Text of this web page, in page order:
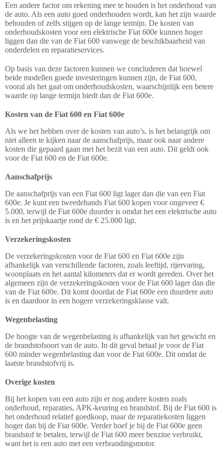
Een andere factor om rekening mee te houden is het onderhoud van
de auto. Als een auto goed onderhouden wordt, kan het zijn waarde
behouden of zelfs stijgen op de lange termijn. De kosten van
onderhoudskosten voor een elektrische Fiat 600e kunnen hoger
liggen dan die van de Fiat 600 vanwege de beschikbaarheid van
onderdelen en reparatieservices.
Op basis van deze factoren kunnen we concluderen dat hoewel
beide modellen goede investeringen kunnen zijn, de Fiat 600,
vooral als het gaat om onderhoudskosten, waarschijnlijk een betere
waarde op lange termijn biedt dan de Fiat 600e.
Kosten van de Fiat 600 en Fiat 600e
Als we het hebben over de kosten van auto’s, is het belangrijk om
niet alleen te kijken naar de aanschafprijs, maar ook naar andere
kosten die gepaard gaan met het bezit van een auto. Dit geldt ook
voor de Fiat 600 en de Fiat 600e.
Aanschafprijs
De aanschafprijs van een Fiat 600 ligt lager dan die van een Fiat
600e. Je kunt een tweedehands Fiat 600 kopen voor ongeveer €
5.000, terwijl de Fiat 600e duurder is omdat het een elektrische auto
is en het prijskaartje rond de € 25.000 ligt.
Verzekeringskosten
De verzekeringskosten voor de Fiat 600 en Fiat 600e zijn
afhankelijk van verschillende factoren, zoals leeftijd, rijervaring,
woonplaats en het aantal kilometers dat er wordt gereden. Over het
algemeen zijn de verzekeringskosten voor de Fiat 600 lager dan die
van de Fiat 600e. Dit komt doordat de Fiat 600e een duurdere auto
is en daardoor in een hogere verzekeringsklasse valt.
Wegenbelasting
De hoogte van de wegenbelasting is afhankelijk van het gewicht en
de brandstofsoort van de auto. In dit geval betaal je voor de Fiat
600 minder wegenbelasting dan voor de Fiat 600e. Dit omdat de
laatste brandstofvrij is.
Overige kosten
Bij het kopen van een auto zijn er nog andere kosten zoals
onderhoud, reparaties, APK-keuring en brandstof. Bij de Fiat 600 is
het onderhoud relatief goedkoop, maar de reparatiekosten liggen
hoger dan bij de Fiat 600e. Verder hoef je bij de Fiat 600e geen
brandstof te betalen, terwijl de Fiat 600 meer benzine verbruikt,
want het is een auto met een verbrandingsmotor.